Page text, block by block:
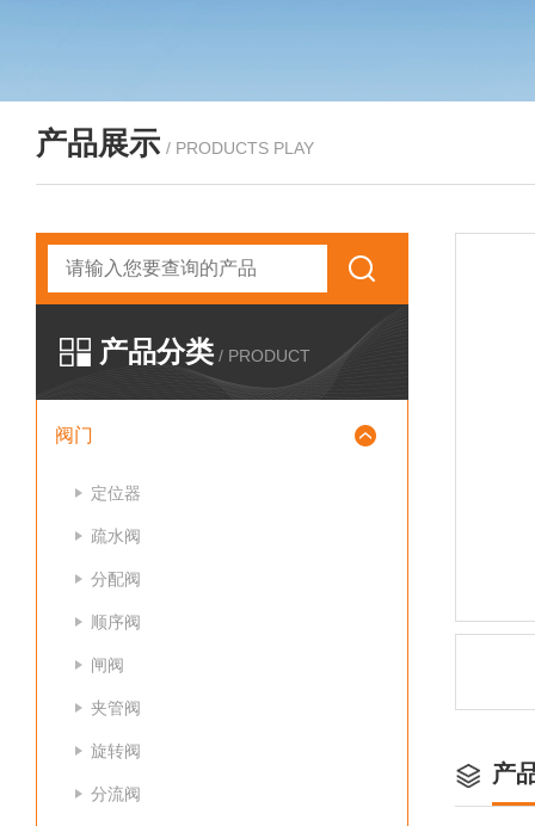
产品展示 / PRODUCTS PLAY
产品分类 / PRODUCT
阀门
定位器
疏水阀
分配阀
顺序阀
闸阀
夹管阀
旋转阀
分流阀
产